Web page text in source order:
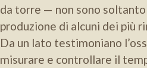
da torre — non sono
produzione di alcuni dei più
Da un lato testimoniano
misurare e controllare il